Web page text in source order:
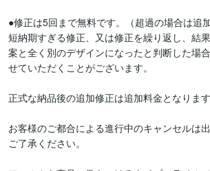
●修正は5回まで無料です。（超過の場合は追
短納期すぎる修正、又は修正を繰り返し、結
案と全く別のデザインになったと判断した場
せていただくことがございます。
正式な納品後の追加修正は追加料金となります
お客様のご都合による進行中のキャンセルは
ご了承ください。